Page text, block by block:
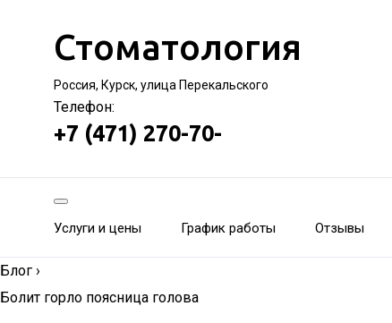
Стоматология
Россия, Курск, улица Перекальского
Телефон:
+7 (471) 270-70-
Услуги и цены График работы Отзывы
Блог ›
Болит горло поясница голова